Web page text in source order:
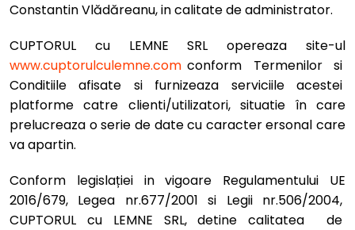
Constantin Vlădăreanu, in calitate de administrator.
CUPTORUL cu LEMNE SRL opereaza site-ul
www.cuptorulculemne.com conform Termenilor si
Conditiile afisate si furnizeaza serviciile acestei
platforme catre clienti/utilizatori, situatie în care
prelucreaza o serie de date cu caracter ersonal care
va apartin.
Conform legislației in vigoare Regulamentului UE
2016/679, Legea nr.677/2001 si Legii nr.506/2004,
CUPTORUL cu LEMNE SRL, detine calitatea de